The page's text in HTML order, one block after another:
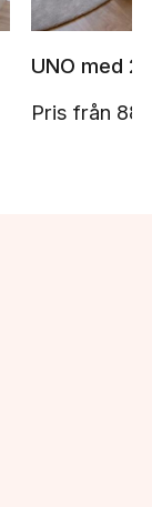
UNO med 2
Pris från